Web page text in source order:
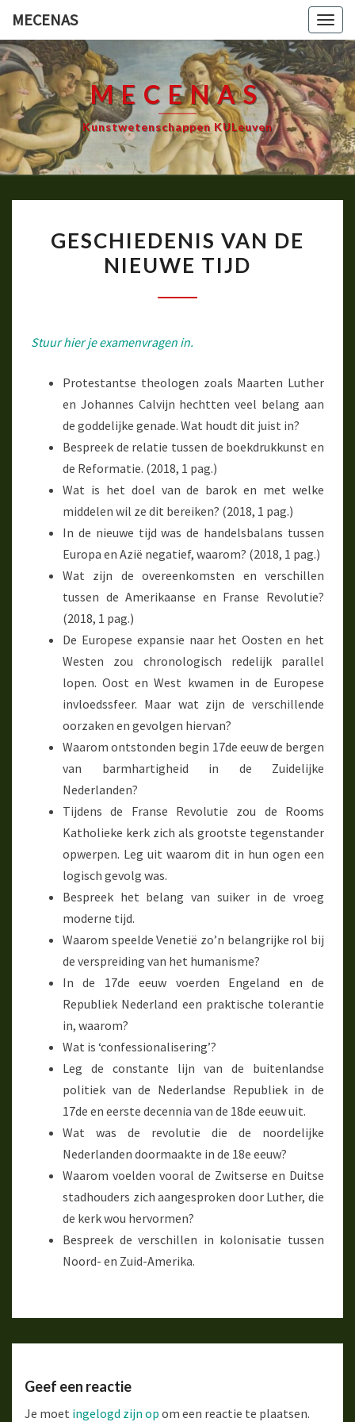
de
content
MECENAS
MECENAS
Kunstwetenschappen KULeuven
VAN
DE
GESCHIEDENIS VAN DE
NIEUWE TIJD
Stuur hier je examenvragen in.
Protestantse theologen zoals Maarten Luther
en Johannes Calvijn hechtten veel belang aan
de goddelijke genade. Wat houdt dit juist in?
Bespreek de relatie tussen de boekdrukkunst en
de Reformatie. (2018, 1 pag.)
Wat is het doel van de barok en met welke
middelen wil ze dit bereiken? (2018, 1 pag.)
In de nieuwe tijd was de handelsbalans tussen
Europa en Azië negatief, waarom? (2018, 1 pag.)
Wat zijn de overeenkomsten en verschillen
tussen de Amerikaanse en Franse Revolutie?
(2018, 1 pag.)
De Europese expansie naar het Oosten en het
Westen zou chronologisch redelijk parallel
lopen. Oost en West kwamen in de Europese
invloedssfeer. Maar wat zijn de verschillende
oorzaken en gevolgen hiervan?
Waarom ontstonden begin 17de eeuw de bergen
van barmhartigheid in de Zuidelijke
Nederlanden?
Tijdens de Franse Revolutie zou de Rooms
Katholieke kerk zich als grootste tegenstander
opwerpen. Leg uit waarom dit in hun ogen een
logisch gevolg was.
Bespreek het belang van suiker in de vroeg
moderne tijd.
Waarom speelde Venetië zo’n belangrijke rol bij
de verspreiding van het humanisme?
In de 17de eeuw voerden Engeland en de
Republiek Nederland een praktische tolerantie
in, waarom?
Wat is ‘confessionalisering’?
Leg de constante lijn van de buitenlandse
politiek van de Nederlandse Republiek in de
17de en eerste decennia van de 18de eeuw uit.
Wat was de revolutie die de noordelijke
Nederlanden doormaakte in de 18e eeuw?
Waarom voelden vooral de Zwitserse en Duitse
stadhouders zich aangesproken door Luther, die
de kerk wou hervormen?
Bespreek de verschillen in kolonisatie tussen
Noord- en Zuid-Amerika.
Geef een reactie
Je moet ingelogd zijn op om een reactie te plaatsen.